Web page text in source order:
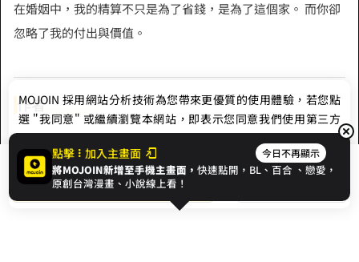
開始閱讀
在婚姻中，我的精算不只是為了省錢，是為了這個家。 而你卻
忽略了我的付出與價值。
作者
辛晴
Hashtag
點擊 加入主畫面 今日不再顯示
將MOJOIN新增至手機主畫面，快速點開，BL、百合 、戀愛，
原創台灣漫畫、小說線上看！
MOJOIN 採用網站分析技術為您帶來更優質的使用體驗，若您點
選 "我同意" 或繼續瀏覽本網站，即表示您同意我們使用第三方
Cookie，欲瞭解更多資訊請見隱私權政策。
我同意